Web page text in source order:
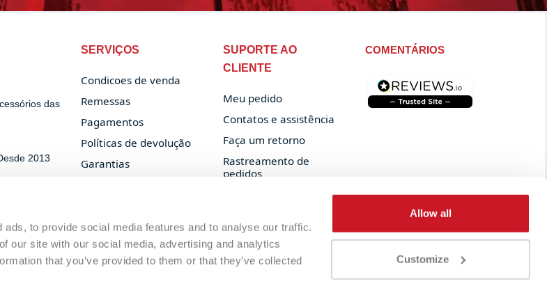
to provide social media features and to analyse our traffic.
our site with our social media, advertising and analytics
that you’ve provided to them or that they’ve collected
Allow all
Customize
das
2013
SERVIÇOS
Condicoes de venda
Remessas
Pagamentos
Políticas de devolução
Garantias
SUPORTE AO
CLIENTE
Meu pedido
Contatos e assistência
Faça um retorno
Rastreamento de
pedidos
COMENTÁRIOS